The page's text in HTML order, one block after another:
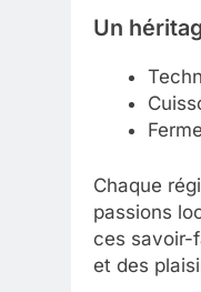
Un
Chaque
passions
ces savoir-
et des